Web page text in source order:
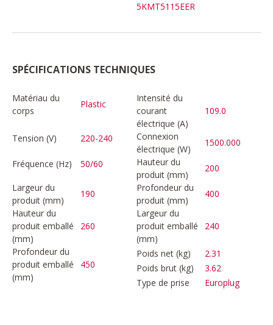
5KMT5115EER
SPÉCIFICATIONS TECHNIQUES
Matériau du
corps
Plastic
Intensité du
courant
électrique (A)
109.0
Tension (V) 220-240
Connexion
électrique (W)
1500.000
Fréquence (Hz)
50/60
Hauteur du
produit (mm)
200
Largeur du
produit (mm)
190
Profondeur du
produit (mm)
400
Hauteur du
produit emballé
(mm)
260
Largeur du
produit emballé
(mm)
240
Profondeur du
produit emballé
(mm)
450
Poids net (kg)
2.31
Poids brut (kg)
3.62
Type de prise
Europlug